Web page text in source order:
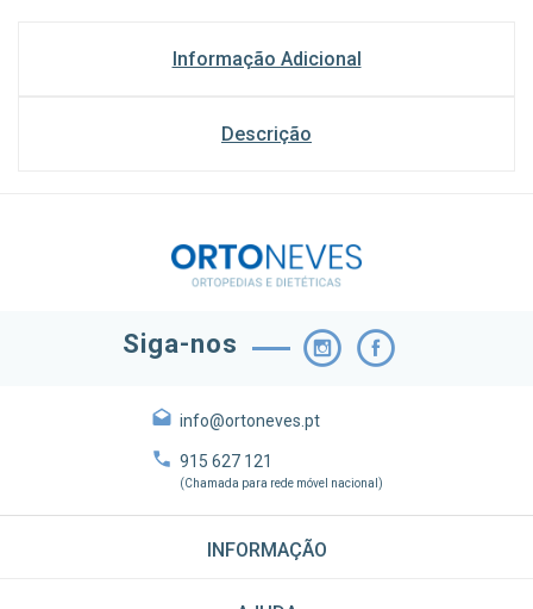
Informação Adicional
Descrição
Siga-nos
info@ortoneves.pt
915 627 121
(Chamada para rede móvel nacional)
INFORMAÇÃO